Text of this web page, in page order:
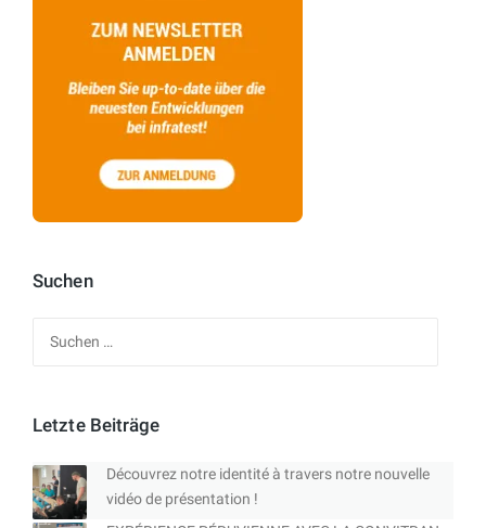
Suchen
Letzte Beiträge
Découvrez notre identité à travers notre nouvelle
vidéo de présentation !